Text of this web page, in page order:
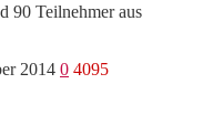
90 Teilnehmer aus
2014 0 4095